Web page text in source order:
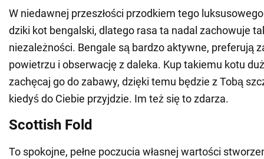
W niedawnej przeszłości przodkiem tego
dziki kot bengalski, dlatego rasa ta nadal zachowuje
niezależności. Bengale są bardzo aktywne, preferują
powietrzu i obserwację z daleka. Kup takiemu kotu
zachęcaj go do zabawy, dzięki temu będzie z Tobą
kiedyś do Ciebie przyjdzie. Im też się to zdarza.
Scottish Fold
To spokojne, pełne poczucia własnej wartości